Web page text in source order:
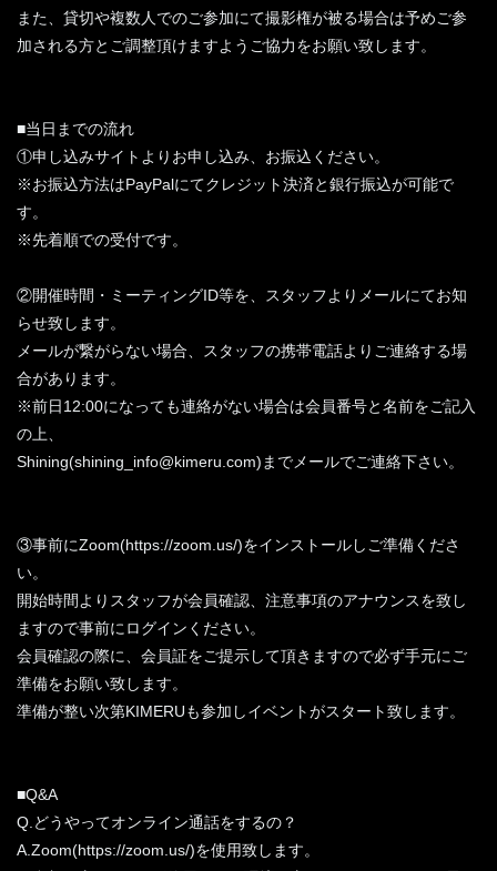
また、貸切や複数人でのご参加にて撮影権が被る場合は予めご参
加される方とご調整頂けますようご協力をお願い致します。
■当日までの流れ
①申し込みサイトよりお申し込み、お振込ください。
※お振込方法はPayPalにてクレジット決済と銀行振込が可能で
す。
※先着順での受付です。
②開催時間・ミーティングID等を、スタッフよりメールにてお知
らせ致します。
メールが繋がらない場合、スタッフの携帯電話よりご連絡する場
合があります。
※前日12:00になっても連絡がない場合は会員番号と名前をご記入
の上、
Shining(shining_info@kimeru.com)までメールでご連絡下さい。
③事前にZoom(https://zoom.us/)をインストールしご準備くださ
い。
開始時間よりスタッフが会員確認、注意事項のアナウンスを致し
ますので事前にログインください。
会員確認の際に、会員証をご提示して頂きますので必ず手元にご
準備をお願い致します。
準備が整い次第KIMERUも参加しイベントがスタート致します。
■Q&A
Q.どうやってオンライン通話をするの？
A.Zoom(https://zoom.us/)を使用致します。